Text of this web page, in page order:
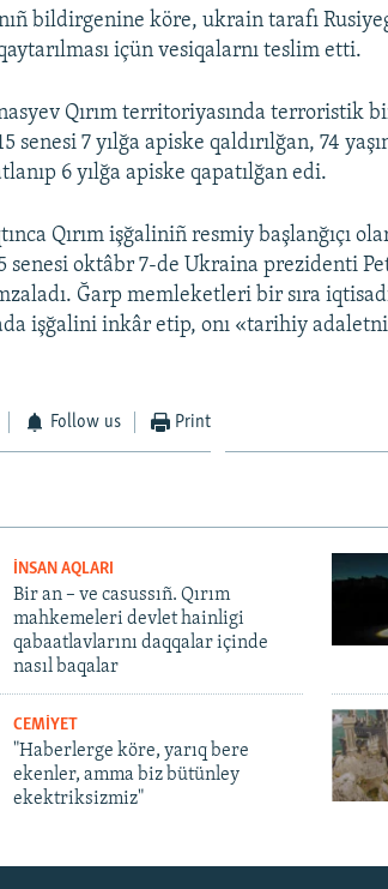
bildirgenine köre, ukrain tarafı
içün vesiqalarnı teslim etti.
Qırım territoriyasında terroristik
7 yılğa apiske qaldırılğan, 74
6 yılğa apiske qapatılğan edi.
Qırım işğaliniñ resmiy başlanğıçı
oktâbr 7-de Ukraina prezidenti
Ğarp memleketleri bir sıra
işğalini inkâr etip, onı «tarihiy
Follow us Print
İNSAN AQLARI
Bir an – ve casussıñ. Qırım
mahkemeleri devlet hainligi
qabaatlavlarını daqqalar içinde
nasıl baqalar
CEMİYET
"Haberlerge köre, yarıq bere
ekenler, amma biz bütünley
ekektriksizmiz"